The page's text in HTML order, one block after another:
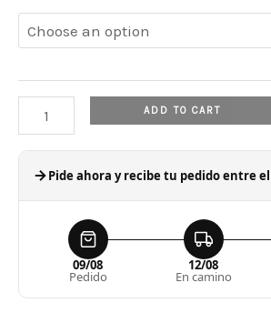
260,00 €.
GX
Elite
quantity
ADD TO CART
Pide ahora y recibe tu pedido entre el
09/08
Pedido
12/08
En camino